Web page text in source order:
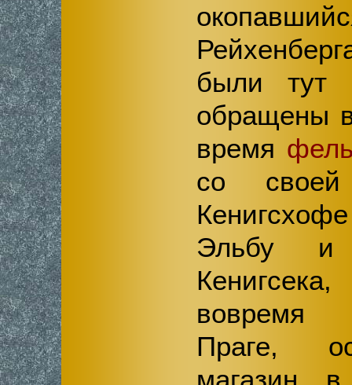
были тут
обращены
время
со
Эльбу и
вовремя
Праге,